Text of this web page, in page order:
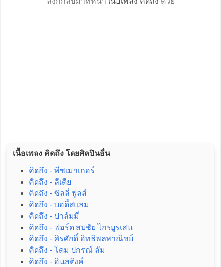
เนื้อเพลง คิดถึง โดยศิลปินอื่น
คิดถึง - พีซเมกเกอร์
คิดถึง - ลีเดีย
คิดถึง - ซิลลี่ ฟูลส์
คิดถึง - บอดี้สแลม
คิดถึง - ปาล์มมี่
คิดถึง - ฟอร์ด สบชัย ไกรยูรเสน
คิดถึง - ศิรศักดิ์ อิทธิพลพาณิชย์
คิดถึง - โดม ปกรณ์ ลัม
คิดถึง - อินสติงค์